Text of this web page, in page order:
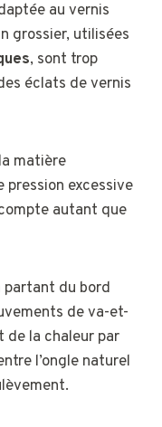
au vernis
grossier, utilisées
, sont trop
éclats de vernis
matière
pression excessive
autant que
partant du bord
de va-et-
de la chaleur par
l’ongle naturel